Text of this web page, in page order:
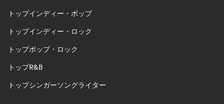
トップインディー・ポップ
トップインディー・ロック
トップポップ・ロック
トップR&B
トップシンガーソングライター